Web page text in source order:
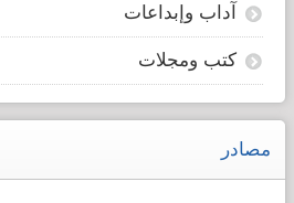
آداب وإبداعات
كتب ومجلات
مصادر